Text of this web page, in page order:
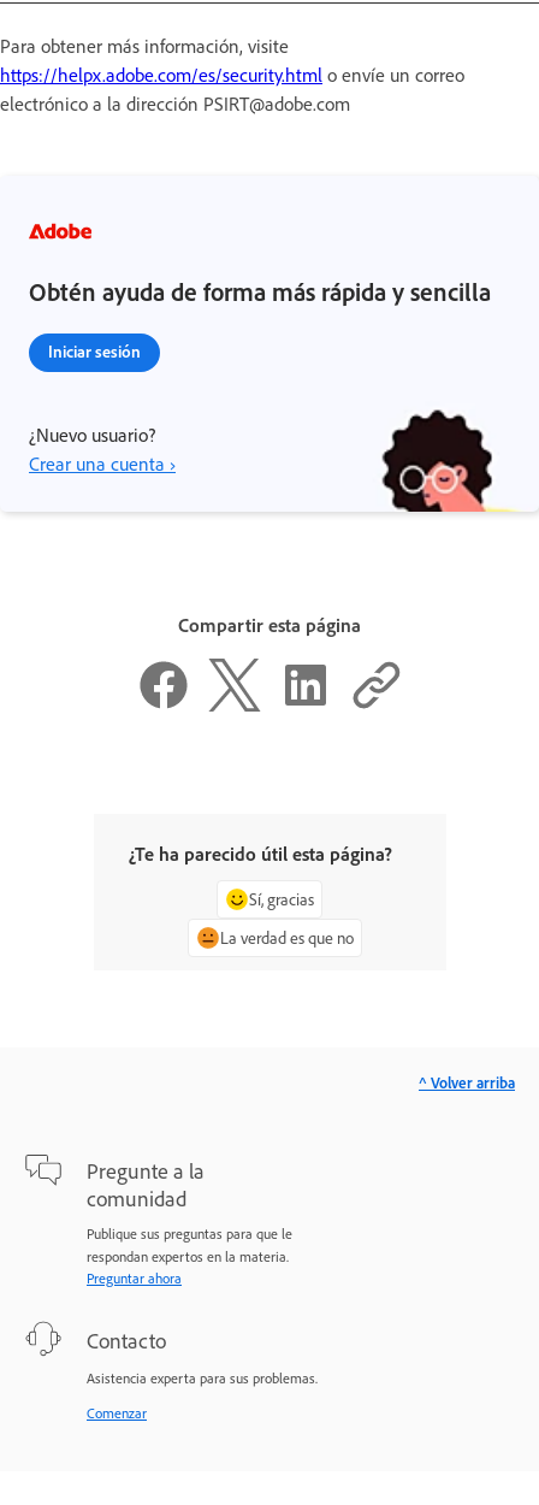
Para obtener más información, visite
https://helpx.adobe.com/es/security.html o envíe un correo
electrónico a la dirección PSIRT@adobe.com
Obtén ayuda de forma más rápida y sencilla
Iniciar sesión
¿Nuevo usuario?
Crear una cuenta ›
Compartir esta página
¿Te ha parecido útil esta página?
Sí, gracias
La verdad es que no
Pregunte a la
comunidad
Publique sus preguntas para que le
respondan expertos en la materia.
Preguntar ahora
Contacto
Asistencia experta para sus problemas.
Comenzar
^ Volver arriba